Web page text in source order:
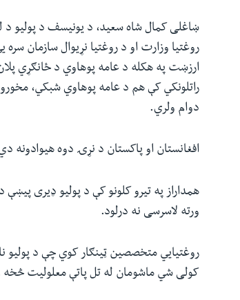
ښاغلی کمال شاه سعید، د یونیسف د پولیو د
روغتیا وزارت او د روغتیا نړیوال سازمان سره
ارزښت په هکله د عامه پوهاوي د ځانګړي
راتلونکي کې هم د عامه پوهاوي شبکي، مخورو،
دوام ولري.
افغانستان او پاکستان د نړۍ دوه
همداراز په تیرو کلونو کې د پولیو ډیری
ورته لاسرسی نه درلود.
روغتیایي متخصصین ټینګار کوي چې د
کولی شي ماشومان له تل پاتې معلولیت